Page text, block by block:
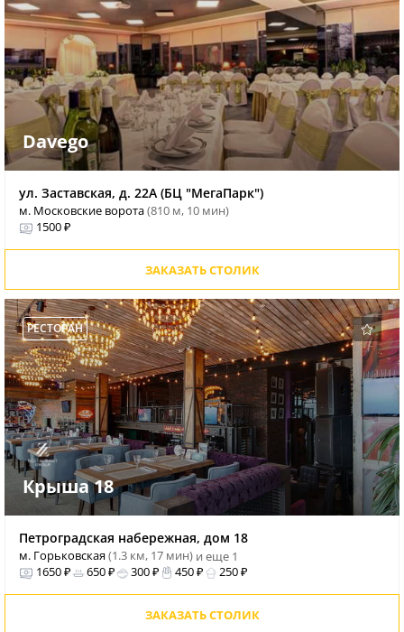
Davego
ул. Заставская, д. 22А (БЦ "МегаПарк")
м. Московские ворота(810 м, 10 мин)
1500 ₽
ЗАКАЗАТЬ СТОЛИК
РЕСТОРАН
Крыша 18
Петроградская набережная, дом 18
м. Горьковская(1.3 км, 17 мин) и еще 1
1650 ₽
650 ₽ 300 ₽ 450 ₽ 250 ₽
ЗАКАЗАТЬ СТОЛИК